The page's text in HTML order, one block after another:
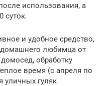
использования, а
суток.
и удобное средство,
любимца от
обработку
время (с апреля по
уличных гуляк